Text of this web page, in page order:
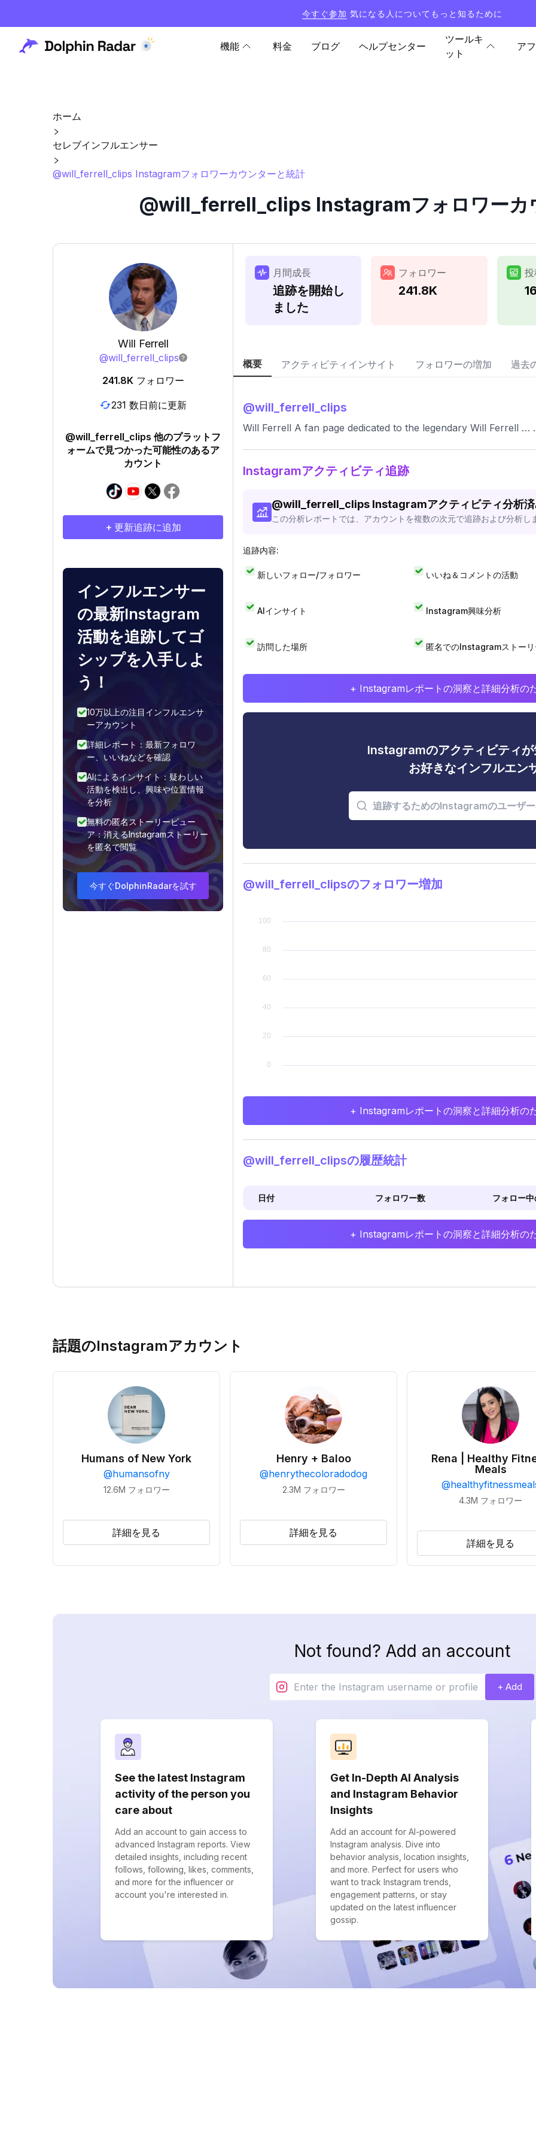
今すぐ参加 気になる人についてもっと知るために
機能 料金 ブログ ヘルプセンター
ツールキ
ット
ア
ホーム
セレブインフルエンサー
@will_ferrell_clips Instagramフォロワーカウンターと統計
@will_ferrell_clips Instagramフォロワーカ
Will Ferrell
@will_ferrell_clips
241.8K フォロワー
231 数日前に更新
@will_ferrell_clips 他のプラットフ
ォームで見つかった可能性のあるア
カウント
+ 更新追跡に追加
インフルエンサー
の最新Instagram
活動を追跡してゴ
シップを入手しよ
う！
10万以上の注目インフルエンサ
ーアカウント
詳細レポート：最新フォロワ
ー、いいねなどを確認
AIによるインサイト：疑わしい
活動を検出し、興味や位置情報
を分析
無料の匿名ストーリービュー
ア：消えるInstagramストーリー
を匿名で閲覧
今すぐDolphinRadarを試す
月間成長
追跡を開始し
ました
フォロワー
241.8K
概要 アクティビティインサイト フォロワーの増加 過去
@will_ferrell_clips
Will Ferrell A fan page dedicated to the legendary Will Ferrell
Instagramアクティビティ追跡
@will_ferrell_clips Instagramアクティビティ分析
この分析レポートでは、アカウントを複数の次元で追跡および分析し
追跡内容:
新しいフォロー/フォロワー いいね＆コメントの活動
AIインサイト Instagram興味分析
訪問した場所 匿名でのInstagramストーリ
+ Instagramレポートの洞察と詳細分析の
Instagramのアクティビティ
お好きなインフルエン
@will_ferrell_clipsのフォロワー増加
+ Instagramレポートの洞察と詳細分析の
@will_ferrell_clipsの履歴統計
日付 フォロワー数 フォロー
+ Instagramレポートの洞察と詳細分析の
話題のInstagramアカウント
Humans of New York
@humansofny
12.6M フォロワー
詳細を見る
Henry + Baloo
@henrythecoloradodog
2.3M フォロワー
詳細を見る
Rena | Healthy
Meals
@
4.3M フォロワー
詳細を見る
Not found? Add an account
+ Add
See the latest Instagram
activity of the person you
care about
Add an account to gain access to
advanced Instagram reports. View
detailed insights, including recent
follows, following, likes, comments,
and more for the influencer or
account you're interested in.
Get In-Depth AI Analysis
and Instagram Behavior
Insights
Add an account for AI-powered
Instagram analysis. Dive into
behavior analysis, location insights,
and more. Perfect for users who
want to track Instagram trends,
engagement patterns, or stay
updated on the latest influencer
gossip.